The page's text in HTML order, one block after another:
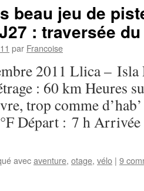
beau jeu de
: traversée
par Francoise
2011 Llica – Isla
: 60 km Heures
trop comme
Départ : 7 h
avecaventure, otage, vélo | 9